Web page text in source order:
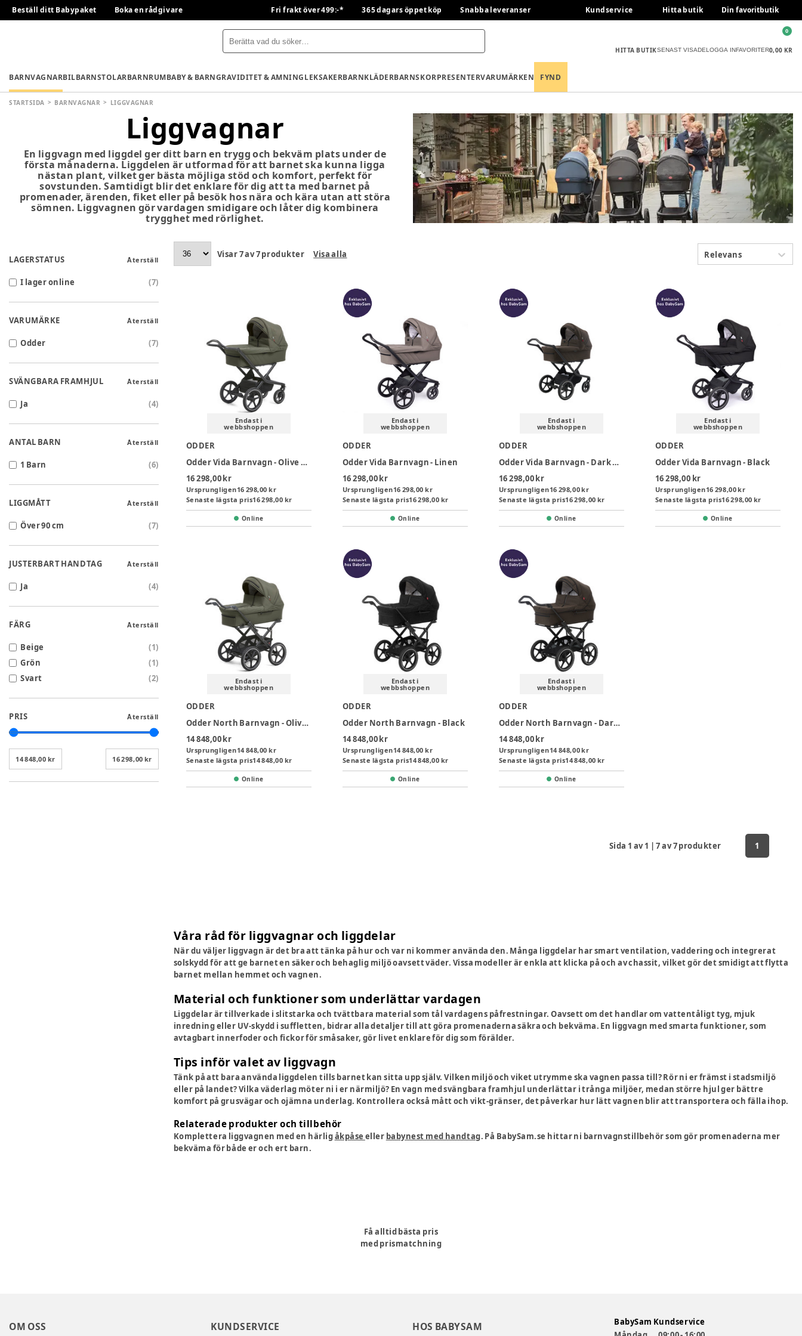
Beställ ditt Babypaket Boka en rådgivare Fri frakt över 499:-* 365 dagars öppet köp Snabba leveranser Kundservice Hitta butik Din favoritbutik
HITTA BUTIKSENAST VISADELOGGA INFAVORITER0,00 KR
0
BARNVAGNARBILBARNSTOLARBARNRUMBABY & BARNGRAVIDITET & AMNINGLEKSAKERBARNKLÄDERBARNSKORPRESENTERVARUMÄRKEN FYND
STARTSIDA BARNVAGNAR LIGGVAGNAR
Liggvagnar
En liggvagn med liggdel ger ditt barn en trygg och bekväm plats under de
första månaderna. Liggdelen är utformad för att barnet ska kunna ligga
nästan plant, vilket ger bästa möjliga stöd och komfort, perfekt för
sovstunden. Samtidigt blir det enklare för dig att ta med barnet på
promenader, ärenden, fiket eller på besök hos nära och kära utan att störa
sömnen. Liggvagnen gör vardagen smidigare och låter dig kombinera
trygghet med rörlighet.
LAGERSTATUS Återställ
I lager online (7)
VARUMÄRKE Återställ
Odder (7)
SVÄNGBARA FRAMHJUL Återställ
Ja (4)
ANTAL BARN Återställ
1 Barn (6)
LIGGMÅTT Återställ
Över 90 cm (7)
JUSTERBART HANDTAG Återställ
Ja (4)
FÄRG Återställ
Beige (1)
Grön
(1)
Svart
(2)
PRIS Återställ
14 848,00 kr 16 298,00 kr
Visar7av7produkter Visa alla Relevans
Endast i
webbshoppen
ODDER
Odder Vida Barnvagn - Olive green
16 298,00 kr
Ursprungligen16 298,00 kr
Senaste lägsta pris16 298,00 kr
Online
Endast i
webbshoppen
ODDER
Odder Vida Barnvagn - Linen
16 298,00 kr
Ursprungligen16 298,00 kr
Senaste lägsta pris16 298,00 kr
Online
Endast i
webbshoppen
ODDER
Odder Vida Barnvagn - Dark Brown
16 298,00 kr
Ursprungligen16 298,00 kr
Senaste lägsta pris16 298,00 kr
Online
Endast i
webbshoppen
ODDER
Odder Vida Barnvagn - Black
16 298,00 kr
Ursprungligen16 298,00 kr
Senaste lägsta pris16 298,00 kr
Online
Endast i
webbshoppen
ODDER
Odder North Barnvagn - Olive Green
14 848,00 kr
Ursprungligen14 848,00 kr
Senaste lägsta pris14 848,00 kr
Online
Endast i
webbshoppen
ODDER
Odder North Barnvagn - Black
14 848,00 kr
Ursprungligen14 848,00 kr
Senaste lägsta pris14 848,00 kr
Online
Endast i
webbshoppen
ODDER
Odder North Barnvagn - Dark Brown
14 848,00 kr
Ursprungligen14 848,00 kr
Senaste lägsta pris14 848,00 kr
Online
Sida 1 av1 |7av7produkter 1
Våra råd för liggvagnar och liggdelar
När du väljer liggvagn är det bra att tänka på hur och var ni kommer använda den. Många liggdelar har smart ventilation, vaddering och integrerat
solskydd för att ge barnet en säker och behaglig miljö oavsett väder. Vissa modeller är enkla att klicka på och av chassit, vilket gör det smidigt att flytta
barnet mellan hemmet och vagnen.
Material och funktioner som underlättar vardagen
Liggdelar är tillverkade i slitstarka och tvättbara material som tål vardagens påfrestningar. Oavsett om det handlar om vattentåligt tyg, mjuk
inredning eller UV-skydd i suffletten, bidrar alla detaljer till att göra promenaderna säkra och bekväma. En liggvagn med smarta funktioner, som
avtagbart innerfoder och fickor för småsaker, gör livet enklare för dig som förälder.
Tips inför valet av liggvagn
Tänk på att bara använda liggdelen tills barnet kan sitta upp själv. Vilken miljö och viket utrymme ska vagnen passa till? Rör ni er främst i stadsmiljö
eller på landet? Vilka väderlag möter ni i er närmiljö? En vagn med svängbara framhjul underlättar i trånga miljöer, medan större hjul ger bättre
komfort på grusvägar och ojämna underlag. Kontrollera också mått och vikt-gränser, det påverkar hur lätt vagnen blir att transportera och fälla ihop.
Relaterade produkter och tillbehör
Komplettera liggvagnen med en härligåkpåse eller babynest med handtag. På BabySam.se hittar ni barnvagnstillbehör som gör promenaderna mer
bekväma för både er och ert barn.
Få alltid bästa pris
med prismatchning
OM OSS KUNDSERVICE HOS BABYSAM
BabySam Kundservice